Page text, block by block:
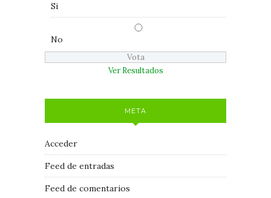
Si
No
Ver Resultados
META
Acceder
Feed de entradas
Feed de comentarios